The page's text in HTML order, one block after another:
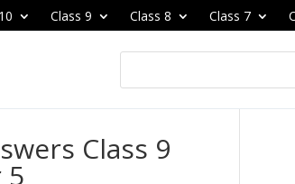
Class 9 Class 8 Class 7
Class 9
5